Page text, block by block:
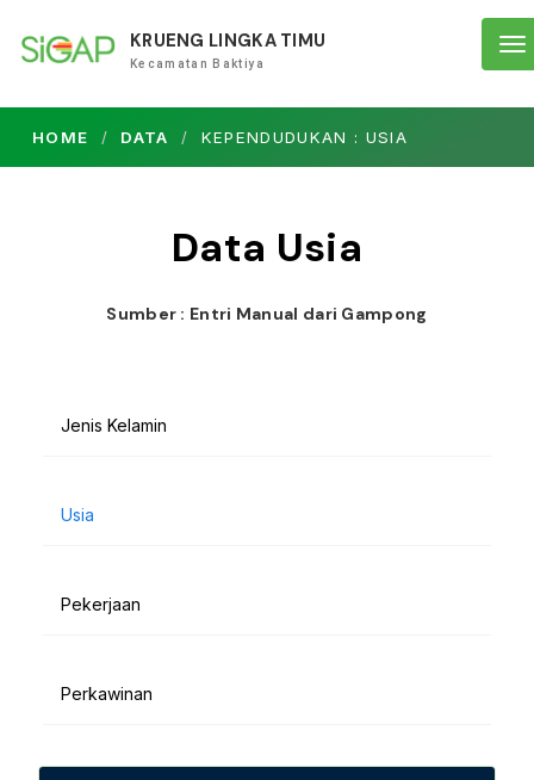
KRUENG LINGKA TIMU
Kecamatan Baktiya
HOME DATA KEPENDUDUKAN : USIA
Data Usia
Sumber : Entri Manual dari Gampong
Jenis Kelamin
Usia
Pekerjaan
Perkawinan